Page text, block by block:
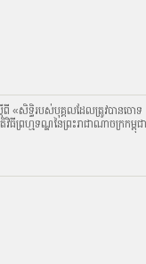
តីពី «សិទិ្ធរបស់បុគ្គលដែលត្រូវបានចោទ
វិធីព្រហ្មទណ្ឌនៃព្រះរាជាណាចក្រកម្ពុជ